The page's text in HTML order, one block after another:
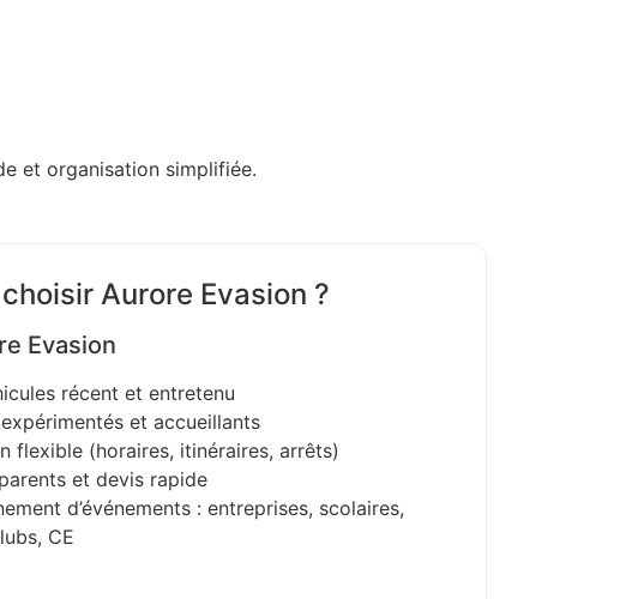
et organisation simplifiée.
Aurore Evasion ?
Evasion
récent et entretenu
et accueillants
flexible (horaires, itinéraires, arrêts)
et devis rapide
d’événements : entreprises, scolaires,
CE